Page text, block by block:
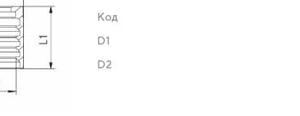
Код
D1
D2